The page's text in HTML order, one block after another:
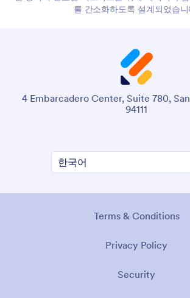
를 간소화하도록 설계되었습니
4 Embarcadero Center, Suite 780,
94111
Terms & Conditions
Privacy Policy
Security